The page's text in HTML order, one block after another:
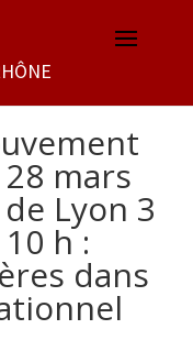
mars
Lyon 3
h :
dans